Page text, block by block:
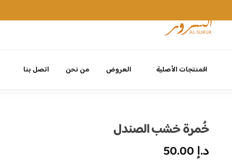
المنتجات الأصلية العروض من نحن اتصل بنا
خُمرة خشب الصندل
د.إ